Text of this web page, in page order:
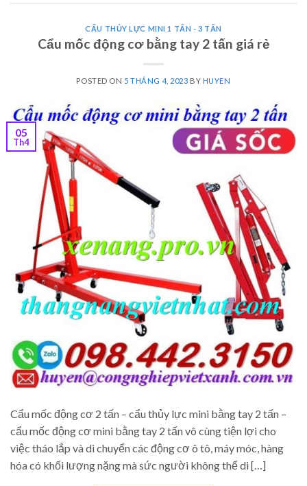
CẨU THỦY LỰC MINI 1 TẤN - 3 TẤN
Cẩu mốc động cơ bằng tay 2 tấn giá rẻ
POSTED ON 5 THÁNG 4, 2023 BY HUYEN
05
Th4
Cẩu mốc động cơ 2 tấn – cẩu thủy lực mini bằng tay 2 tấn –
cẩu mốc động cơ mini bằng tay 2 tấn vô cùng tiện lợi cho
việc tháo lắp và di chuyển các động cơ ô tô, máy móc, hàng
hóa có khối lượng nặng mà sức người không thể di […]